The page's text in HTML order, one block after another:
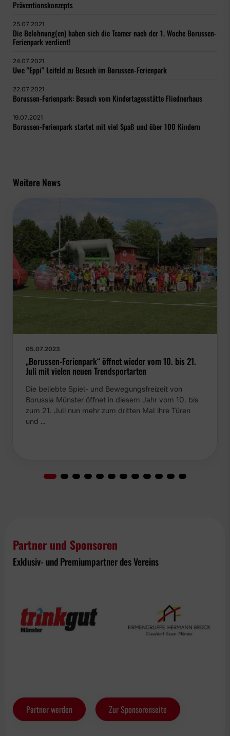
Präventionskonzepts
25.07.2021
Die Belohnung(en) haben sich die Teamer nach der 1. Woche Borussen-
Ferienpark verdient!
24.07.2021
Uwe "Eppi" Leifeld zu Besuch im Borussen-Ferienpark
22.07.2021
Borussen-Ferienpark: Besuch vom Kindertagesstätte Fliednerhaus
19.07.2021
Borussen-Ferienpark startet mit viel Spaß und über 100 Kindern
Weitere News
05.07.2023
„Borussen-Ferienpark“ öffnet wieder vom 10. bis 21.
Juli mit vielen neuen Trendsportarten
Die beliebte Spiel- und Bewegungsfreizeit von
Borussia Münster öffnet in diesem Jahr vom 10. bis
zum 21. Juli nun mehr zum dritten Mal ihre Türen
und …
Partner und Sponsoren
Exklusiv- und Premiumpartner des Vereins
Partner werden Zur Sponsorenseite